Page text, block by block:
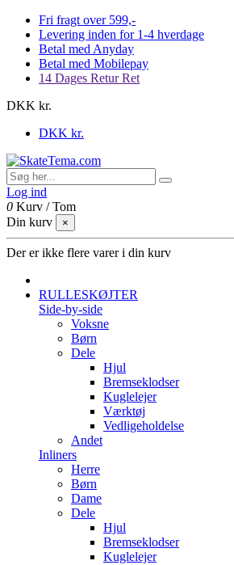
Fri fragt over 599,-
Levering inden for 1-4 hverdage
Betal med Anyday
Betal med Mobilepay
14 Dages Retur Ret
DKK kr.
DKK kr.
Log ind
0 Kurv /Tom
Din kurv
×
Der er ikke flere varer i din kurv
RULLESKØJTER
Side-by-side
Voksne
Børn
Dele
Hjul
Bremseklodser
Kuglelejer
Værktøj
Vedligeholdelse
Andet
Inliners
Herre
Børn
Dame
Dele
Hjul
Bremseklodser
Kuglelejer